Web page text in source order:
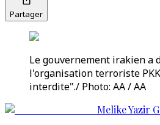
Partager
Le gouvernement irakien a
l'organisation terroriste
interdite"./ Photo: AA / AA
Melike Yazir